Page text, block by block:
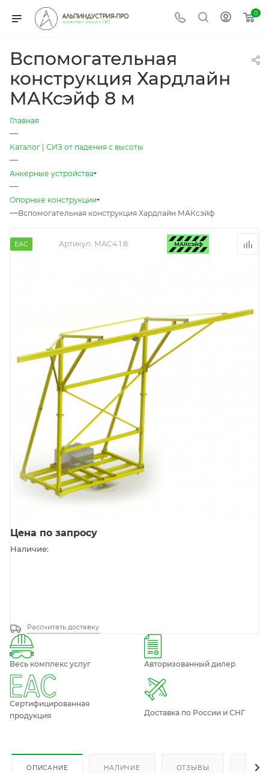
0
Вспомогательная
конструкция Хардлайн
МАКсэйф 8 м
Главная
—
Каталог | СИЗ от падения с высоты
—
Анкерные устройства
—
Опорные конструкции
—Вспомогательная конструкция Хардлайн МАКсэйф
EAC Артикул: МАС4.1.8
Цена по запросу
Наличие:
Рассчитать доставку
Весь комплекс услуг Авторизованный дилер
Сертифицированная
продукция
Доставка по России и СНГ
ОПИСАНИЕ НАЛИЧИЕ ОТЗЫВЫ КАК